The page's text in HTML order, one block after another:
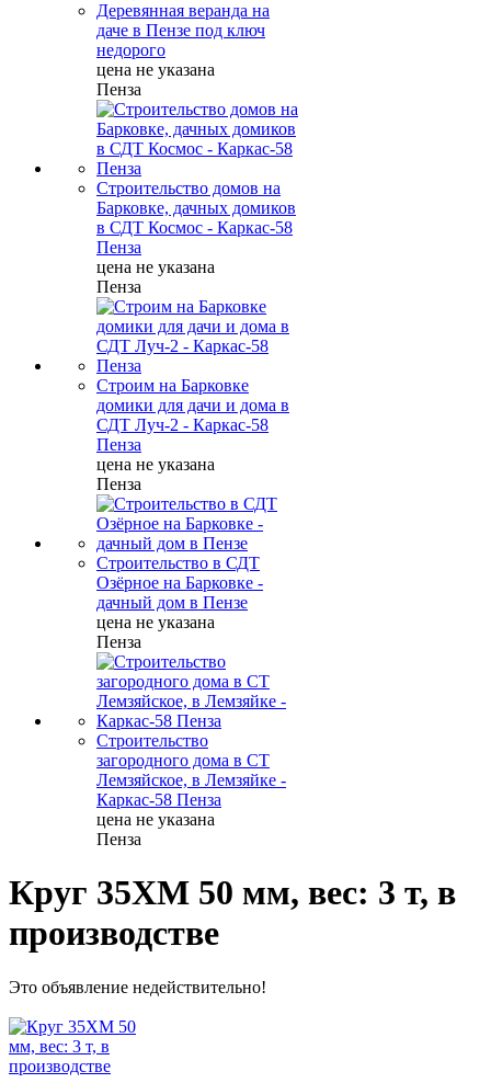
Деревянная веранда на
даче в Пензе под ключ
недорого
цена не указана
Пенза
Строительство домов на
Барковке, дачных домиков
в СДТ Космос - Каркас-58
Пенза
цена не указана
Пенза
Строим на Барковке
домики для дачи и дома в
СДТ Луч-2 - Каркас-58
Пенза
цена не указана
Пенза
Строительство в СДТ
Озёрное на Барковке -
дачный дом в Пензе
цена не указана
Пенза
Строительство
загородного дома в СТ
Лемзяйское, в Лемзяйке -
Каркас-58 Пенза
цена не указана
Пенза
Круг 35ХМ 50 мм, вес: 3 т, в
производстве
Это объявление недействительно!